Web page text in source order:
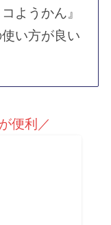
ようかん』
い方が良い
便利／